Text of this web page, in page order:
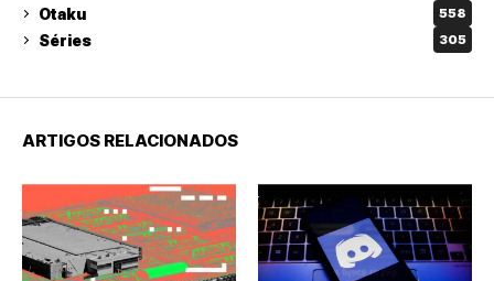
Otaku 558
Séries 305
ARTIGOS RELACIONADOS